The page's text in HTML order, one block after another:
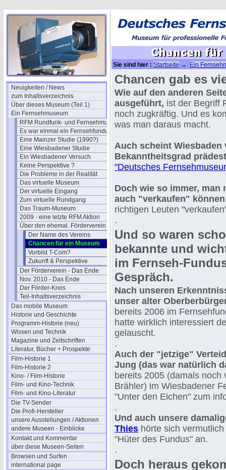
Neuigkeiten / News
zum Inhaltsverzeichnis
Über dieses Museum (Teil 1)
Ein Fernsehmuseum
RFM Rundfunk- und Fernsehmuseum
Es war einmal ein Fernsehfundus
Eine Mainzer Studie (1990?)
Eine Wiesbadener Studie
Ein Wiesbadener Versuch
Keine Perspektive ?
Die Probleme in der Realität
Das virtuelle Museum
Der virtuelle Eingang
Zum virtuelle Rundgang
Das Traum-Museum
2009 - eine letzte RFM Aktion
Über den ehemal. Förderverein
Der Name des Vereins
Chancen für ein Museum
Vorbild T-Com?
Zukunft & Perspektive
Der Förderverein - Das Ende
Nov. 2010 - Das Ende
Der Förder-Kreis
Teil-Inhaltsverzeichnis
Das mobile Museum
Historie und Geschichte
Programm-Historie (neu)
Wissen und Technik
Magazine und Zeitschriften
Literatur, Bücher + Prospekte
Film-Historie 1
Film-Historie 2
Kino- / Film-Historie
Film- und Kino-Technik
Film- und Kino-Literatur
Die TV-Sender
Die Profi-Hersteller
unsere Ausstellungen / Aktionen
andere Museen - Einblicke
Kontakt und Kommentar
über diese Museen-Seiten
Browsen und Surfen
international page
Sie sind hier : Startseite →
Ein
Chancen gab es
Wie auf den anderen
ausgeführt, ist der Begriff
noch zugkräftig. Und es
was man daraus macht.
Auch scheint Wiesbaden
Bekanntheitsgrad
"Deutsches
Doch wie so immer, man
auch "verkaufen" können
richtigen Leuten
.
Und so waren
bekannte und
im Fernseh-
Gespräch.
Nach unseren
unser alter
bereits 2006 im
hatte wirklich interessiert
gelauscht.
.
Auch der "jetzige"
Jung (das war natürlich
bereits 2005 (damals noch
Brähler) im Wiesbadener
"Unter den Eichen" zum
.
Und auch unsere
Thies hörte sich
"Hüter des Fundus" an.
.
Doch heraus